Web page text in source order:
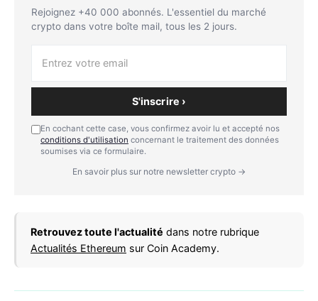
Rejoignez +40 000 abonnés. L'essentiel du marché
crypto dans votre boîte mail, tous les 2 jours.
S'inscrire ›
En cochant cette case, vous confirmez avoir lu et accepté nos
conditions d'utilisation concernant le traitement des données
soumises via ce formulaire.
En savoir plus sur notre newsletter crypto →
Retrouvez toute l'actualité dans notre rubrique
Actualités Ethereum sur Coin Academy.